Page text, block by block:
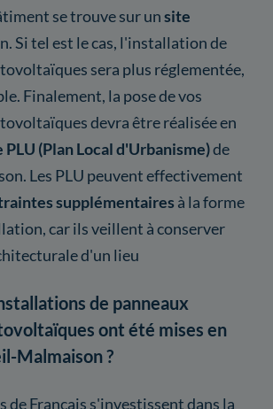
se trouve sur unsite
Si tel est le cas, l'installation de
sera plus réglementée,
Finalement, la pose de vos
devra être réalisée en
PLU (Plan Local d'Urbanisme)de
Les PLU peuvent effectivement
supplémentaires à la forme
car ils veillent à conserver
d'un lieu
de panneaux
ont été mises en
Malmaison ?
de Français s'investissent dans la